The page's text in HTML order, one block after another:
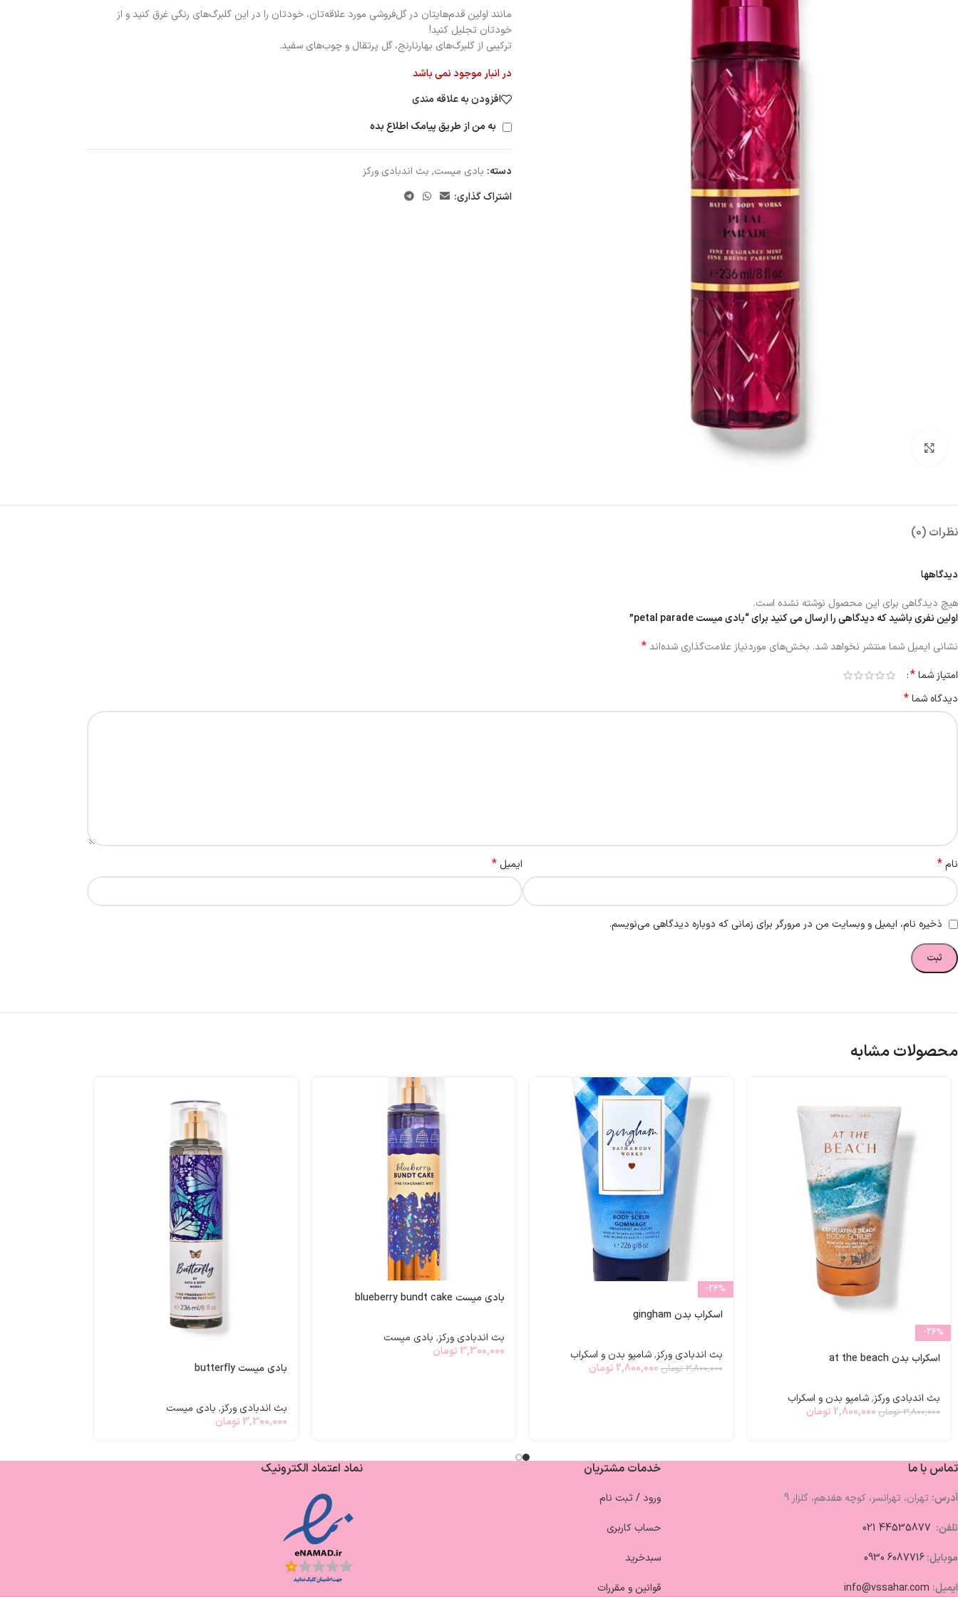
مانند اولین قدم‌هایتان در گل‌فروشی مورد علاقه‌تان، خودتان را در این گلبرگ‌های رنگی غرق کنید و از
خودتان تجلیل کنید!
ترکیبی از گلبرگ‌های بهارنارنج، گل پرتقال و چوب‌های سفید.
در انبار موجود نمی باشد
افزودن به علاقه مندی
به من از طریق پیامک اطلاع بده
دسته: بادی میست, بث اندبادی ورکز
اشتراک گذاری:
نظرات (0)
دیدگاهها
هیچ دیدگاهی برای این محصول نوشته نشده است.
اولین نفری باشید که دیدگاهی را ارسال می کنید برای “بادی میست petal parade”
نشانی ایمیل شما منتشر نخواهد شد. بخش‌های موردنیاز علامت‌گذاری شده‌اند*
امتیاز شما*
دیدگاه شما*
نام* ایمیل *
ذخیره نام، ایمیل و وبسایت من در مرورگر برای زمانی که دوباره دیدگاهی می‌نویسم.
محصولات مشابه
-26%
اسکراب بدن at the beach
بث اندبادی ورکز,شامپو بدن و اسکراب
3,800,000 تومان 2,800,000 تومان
-26%
اسکراب بدن gingham
بث اندبادی ورکز, شامپو بدن و اسکراب
3,800,000 تومان2,800,000 تومان
بادی میست blueberry bundt cake
بث اندبادی ورکز, بادی میست
3,300,000 تومان
بادی میست butterfly
بث اندبادی ورکز, بادی میست
3,300,000 تومان
تماس با ما
آدرس: تهران، تهرانسر، کوچه هفدهم، گلزار 9
تلفن:
موبایل:6087716 0930
ایمیل: info@vssahar.com
خدمات مشتریان
ورود / ثبت نام
حساب کاربری
سبدخرید
قوانین و مقررات
نماد اعتماد الکترونیک